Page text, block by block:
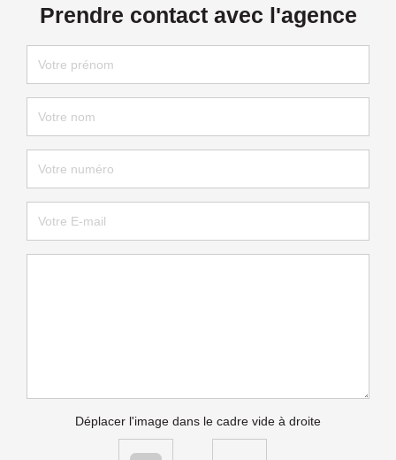
Prendre contact avec l'agence
Déplacer l'image dans le cadre vide à droite